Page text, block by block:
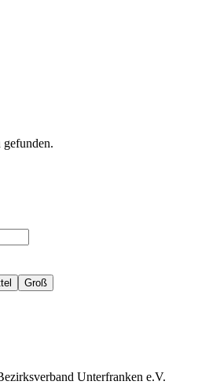
gefunden.
Groß
Unterfranken e.V.